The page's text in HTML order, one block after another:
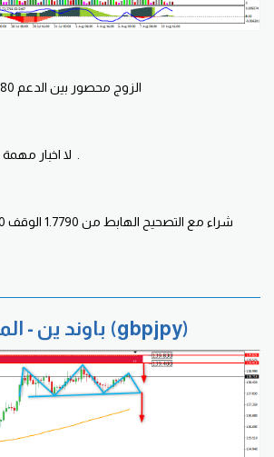
الزوج محصور بين الدعم 1.7680 والمقاومة 1.8470
باوند ين - المجنون (gbpjpy)